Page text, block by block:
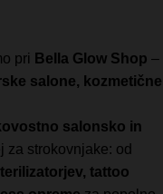
pri Bella Glow Shop –
salone, kozmetične
salonsko in
za strokovnjake: od
tattoo